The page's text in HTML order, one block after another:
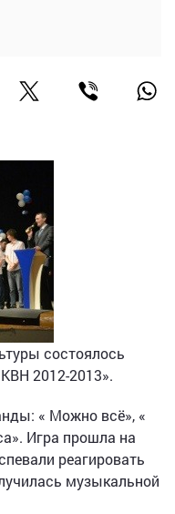
состоялось
2012-2013».
« Можно всё», «
Игра прошла на
реагировать
музыкальной